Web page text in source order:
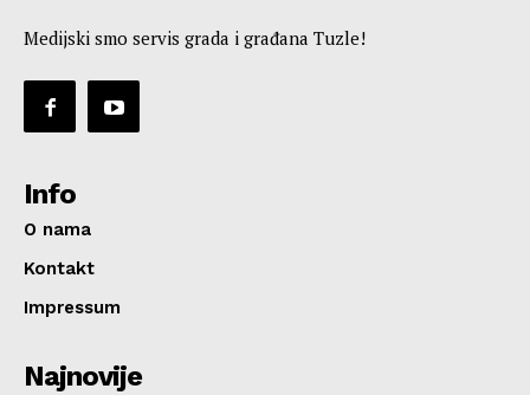
Medijski smo servis grada i građana Tuzle!
Info
O nama
Kontakt
Impressum
Najnovije